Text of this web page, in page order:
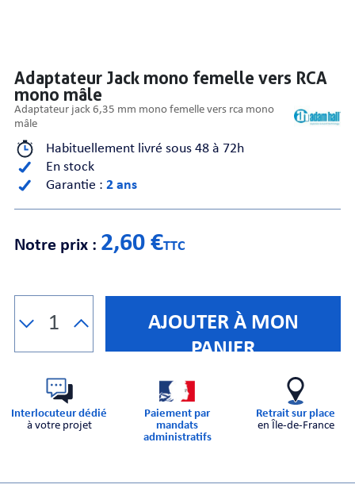
AUDIO
Adaptateur Jack mono femelle vers RCA
mono mâle
adaptateur jack 6,35 mm mono femelle vers rca mono
mâle
Habituellement livré sous 48 à 72h
En stock
Garantie : 2 ans
Notre prix : 2,60 €TTC
AJOUTER À MON
PANIER
Interlocuteur dédié
à votre projet
Paiement par
mandats
administratifs
Retrait sur place
en Île-de-France